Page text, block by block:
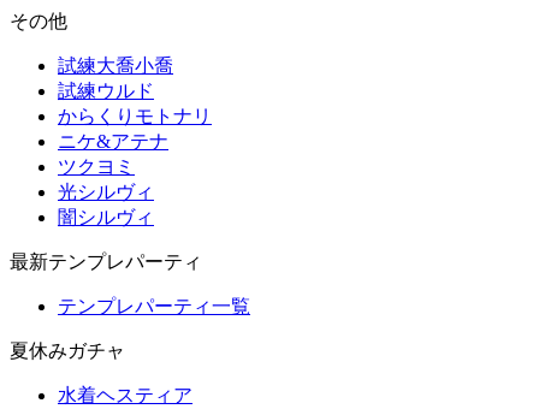
その他
試練大喬小喬
試練ウルド
からくりモトナリ
ニケ&アテナ
ツクヨミ
光シルヴィ
闇シルヴィ
最新テンプレパーティ
テンプレパーティ一覧
夏休みガチャ
水着ヘスティア